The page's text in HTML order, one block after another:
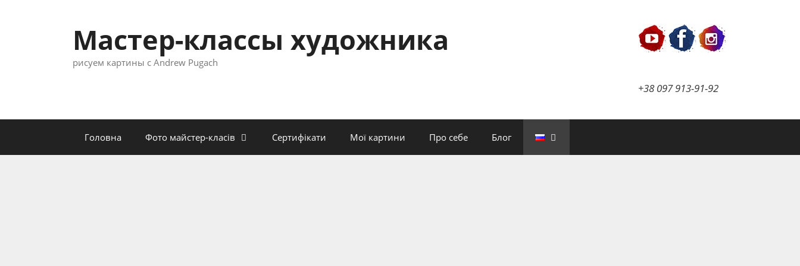
+38 097 913-91-92
Мастер-классы художника
рисуем картины с Andrew Pugach
Головна Фото майстер-класів Сертифікати Мої картини Про себе Блог